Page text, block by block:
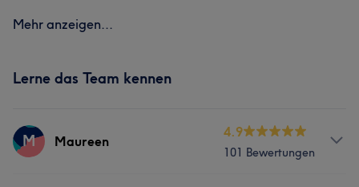
Mehr anzeigen...
Lerne das Team kennen
M Maureen
4.9
101 Bewertungen